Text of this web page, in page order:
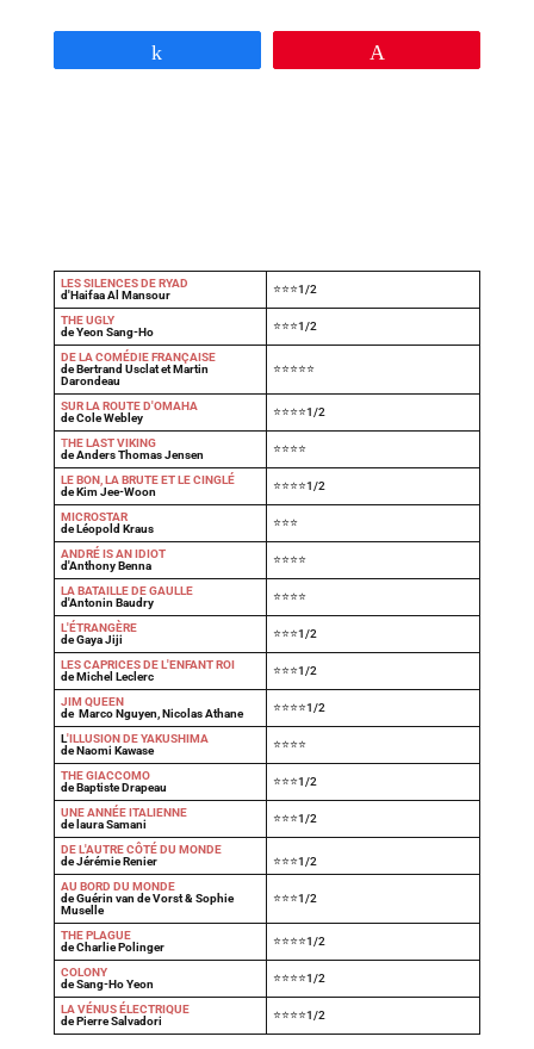
LES SILENCES DE RYAD
d'Haifaa Al Mansour
⭐⭐⭐1/2
THE UGLY
de Yeon Sang-Ho
⭐⭐⭐1/2
DE LA COMÉDIE FRANÇAISE
de Bertrand Usclat et Martin
Darondeau
⭐⭐⭐⭐⭐
SUR LA ROUTE D'OMAHA
de Cole Webley
⭐⭐⭐⭐1/2
THE LAST VIKING
de Anders Thomas Jensen
⭐⭐⭐⭐
LE BON, LA BRUTE ET LE CINGLÉ
de Kim Jee-Woon
⭐⭐⭐⭐1/2
MICROSTAR
de Léopold Kraus
⭐⭐⭐
ANDRÉ IS AN IDIOT
d'Anthony Benna
⭐⭐⭐⭐
LA BATAILLE DE GAULLE
d'Antonin Baudry
⭐⭐⭐⭐
L'ÉTRANGÈRE
de Gaya Jiji
⭐⭐⭐1/2
LES CAPRICES DE L'ENFANT ROI
de Michel Leclerc
⭐⭐⭐1/2
JIM QUEEN
de Marco Nguyen, Nicolas Athane
⭐⭐⭐⭐1/2
L'ILLUSION DE YAKUSHIMA
de Naomi Kawase
⭐⭐⭐⭐
THE GIACCOMO
de Baptiste Drapeau
⭐⭐⭐1/2
UNE ANNÉE ITALIENNE
de laura Samani
⭐⭐⭐1/2
DE L'AUTRE CÔTÉ DU MONDE
de Jérémie Renier
⭐⭐⭐1/2
AU BORD DU MONDE
de Guérin van de Vorst & Sophie
Muselle
⭐⭐⭐1/2
THE PLAGUE
de Charlie Polinger
⭐⭐⭐⭐1/2
COLONY
de Sang-Ho Yeon
⭐⭐⭐⭐1/2
LA VÉNUS ÉLECTRIQUE
de Pierre Salvadori
⭐⭐⭐⭐1/2